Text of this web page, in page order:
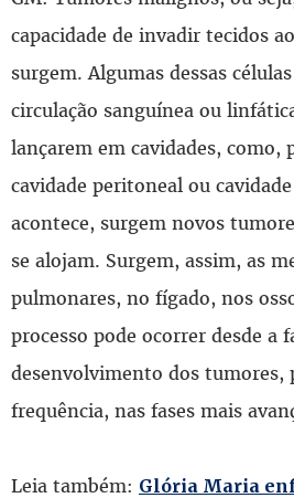
capacidade de invadir tecidos
surgem. Algumas dessas
circulação sanguínea ou
lançarem em cavidades, como,
cavidade peritoneal ou
acontece, surgem novos
se alojam. Surgem, assim, as
pulmonares, no fígado, nos
processo pode ocorrer desde a
desenvolvimento dos tumores,
frequência, nas fases mais
Leia também: Glória Maria